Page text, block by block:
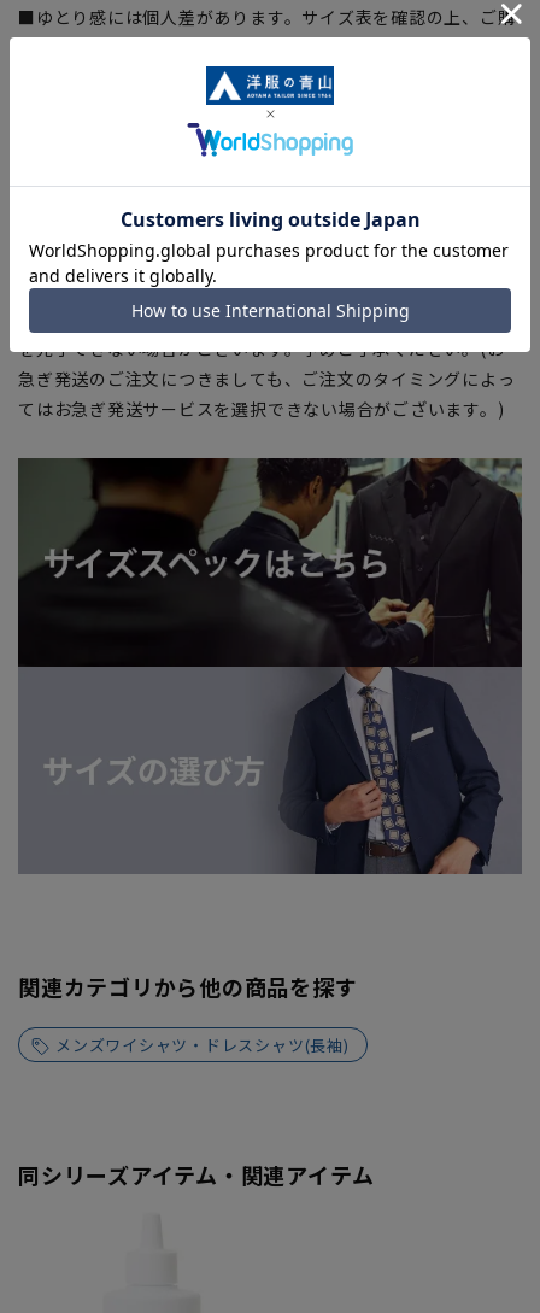
■ゆとり感には個人差があります。サイズ表を確認の上、ご購
【商品に関するご注意】
■ブラウザやお使いのモニター環境、室内外等の撮影時の環境
■生地や仕様・デザインにより、着用感や実際のサイズ表に若
干の誤差が生じる場合がございます。予めご了承ください。
■店舗や各モールサイトと商品在庫を共有しております関係
上、ご注文いただいたタイミングにより欠品が発生し、ご注文
を完了できない場合がございます。予めご了承ください。(お
急ぎ発送のご注文につきましても、ご注文のタイミングによっ
てはお急ぎ発送サービスを選択できない場合がございます。)
関連カテゴリから他の商品を探す
メンズワイシャツ・ドレスシャツ(長袖)
同シリーズアイテム・関連アイテム